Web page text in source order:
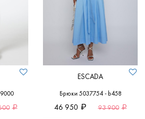
ESCADA
Брюки 5037754 - b458
46 950 93 900